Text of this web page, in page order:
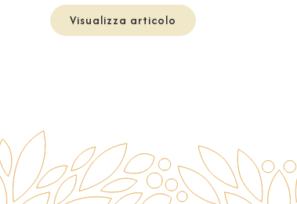
Visualizza articolo